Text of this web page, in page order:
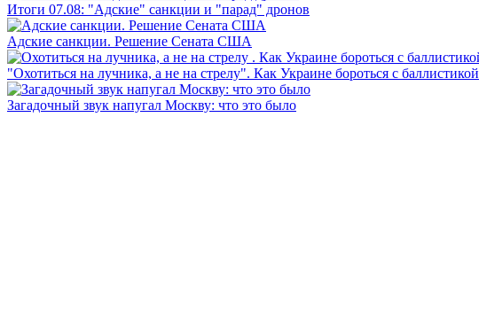
Итоги 07.08: "Адские" санкции и "парад" дронов
Адские санкции. Решение Сената США
"Охотиться на лучника, а не на стрелу". Как Украине бороться с баллистикой
Загадочный звук напугал Москву: что это было